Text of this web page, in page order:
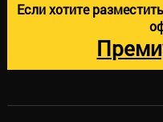
Если хотите